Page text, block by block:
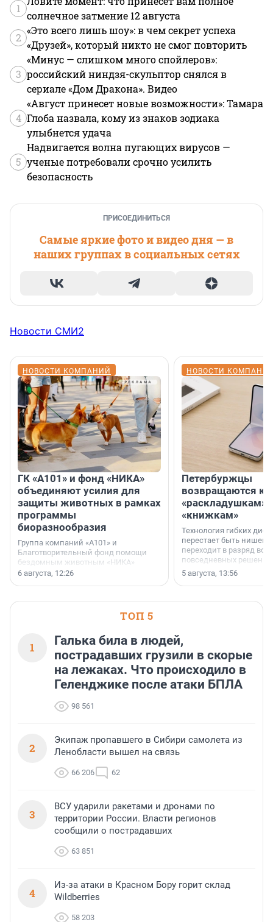
1
солнечное затмение 12 августа
2
«Это всего лишь шоу»: в чем секрет успеха
«Друзей», который никто не смог повторить
3
«Минус — слишком много спойлеров»:
российский ниндзя-скульптор снялся в
сериале «Дом Дракона». Видео
4
«Август принесет новые возможности»: Тамара
Глоба назвала, кому из знаков зодиака
улыбнется удача
5
Надвигается волна пугающих вирусов —
ученые потребовали срочно усилить
безопасность
ПРИСОЕДИНИТЬСЯ
Самые яркие фото и видео дня — в
наших группах в социальных сетях
Новости СМИ2
НОВОСТИ КОМПАНИЙ
ГК «А101» и фонд «НИКА»
объединяют усилия для
защиты животных в рамках
программы
биоразнообразия
Группа компаний «А101» и
Благотворительный фонд помощи
бездомным животным «НИКА»
заключили соглашение о
6 августа, 12:26
НОВОСТИ
Петербуржцы
возвращаются к
«раскладушкам»
«книжкам»
Технология гибких
перестает быть
переходит в разряд
повседневных
5 августа, 13:56
ТОП 5
1
Галька била в людей,
пострадавших грузили в скорые
на лежаках. Что происходило в
Геленджике после атаки БПЛА
98 561
2
Экипаж пропавшего в Сибири самолета из
Ленобласти вышел на связь
66 206 62
3
ВСУ ударили ракетами и дронами по
территории России. Власти регионов
сообщили о пострадавших
63 851
4
Из-за атаки в Красном Бору горит склад
Wildberries
58 203